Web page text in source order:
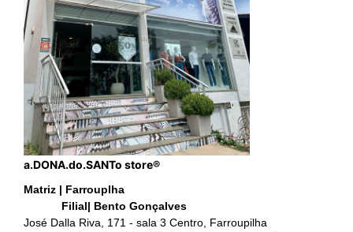
a.DONA.do.SANTo store®
Matriz | Farrouplha
Filial| Bento Gonçalves
José Dalla Riva, 171 - sala 3 Centro, Farroupilha